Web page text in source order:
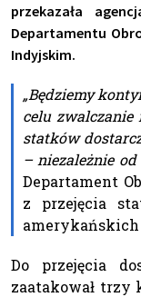
przekazała
Departamentu
Indyjskim.
„Będziemy
celu zwalczanie
statków
– niezależnie od
Departament
z przejęcia
amerykańskich
Do przejęcia
zaatakował trzy